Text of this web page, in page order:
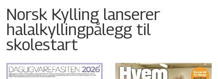
Norsk Kylling lanserer
halalkyllingpålegg til
skolestart